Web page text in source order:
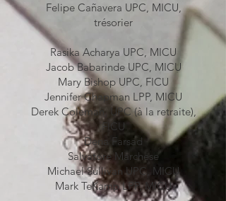
Felipe Cañavera UPC, MICU,
trésorier
Rasika Acharya UPC, MICU
Jacob Babarinde UPC, MICU
Mary Bishop UPC, FICU
Jennifer Chapman LPP, MICU
Derek Coleman, UPC (à la retraite),
FICU
Dena Farsad
Salvatore Marchese
Michael Sullivan UPC, MICU
Mark TeKamp LPP, MICU